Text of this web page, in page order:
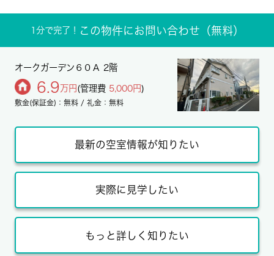
1分で完了！ この物件にお問い合わせ（無料）
オークガーデン６０Ａ 2階
6.9 万円 (管理費 5,000円)
敷金(保証金)：無料 / 礼金：無料
最新の空室情報が知りたい
実際に見学したい
もっと詳しく知りたい